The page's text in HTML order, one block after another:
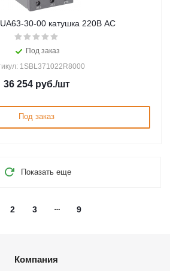
30-00 катушка 220В AC
Под заказ
1SBL371022R8000
36 254руб./шт
Под заказ
Показать еще
2 3 9
Компания